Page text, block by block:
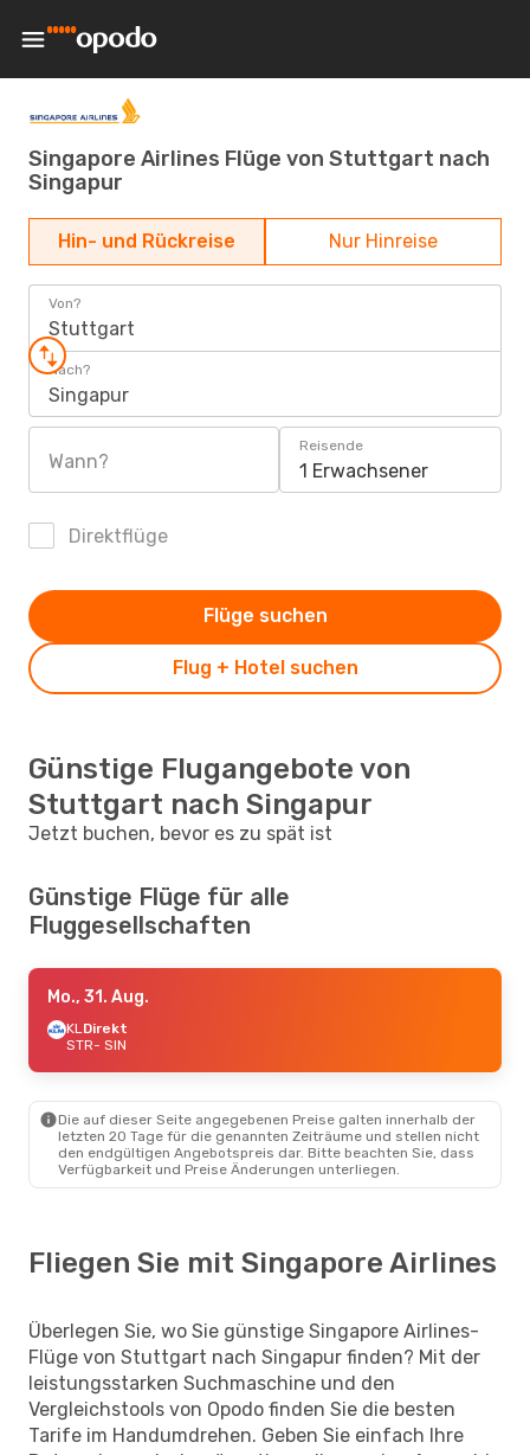
Singapore Airlines Flüge von Stuttgart nach
Singapur
Hin- und Rückreise Nur Hinreise
Von?
Stuttgart
Nach?
Singapur
Wann?
Reisende
1 Erwachsener
Direktflüge
Flug + Hotel suchen
Flüge suchen
Günstige Flugangebote von
Stuttgart nach Singapur
Jetzt buchen, bevor es zu spät ist
Günstige Flüge für alle
Fluggesellschaften
Mo., 31. Aug.
KLDirekt
STR- SIN
Die auf dieser Seite angegebenen Preise galten innerhalb der
letzten 20 Tage für die genannten Zeiträume und stellen nicht
den endgültigen Angebotspreis dar. Bitte beachten Sie, dass
Verfügbarkeit und Preise Änderungen unterliegen.
Fliegen Sie mit Singapore Airlines
Überlegen Sie, wo Sie günstige Singapore Airlines-
Flüge von Stuttgart nach Singapur finden? Mit der
leistungsstarken Suchmaschine und den
Vergleichstools von Opodo finden Sie die besten
Tarife im Handumdrehen. Geben Sie einfach Ihre